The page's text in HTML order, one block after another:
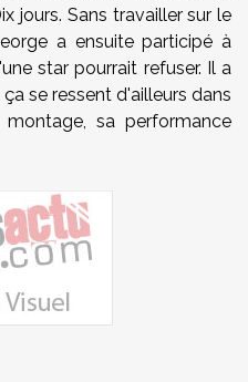
jours. Sans travailler sur le
a ensuite participé à
star pourrait refuser. Il a
se ressent d'ailleurs dans
sa performance